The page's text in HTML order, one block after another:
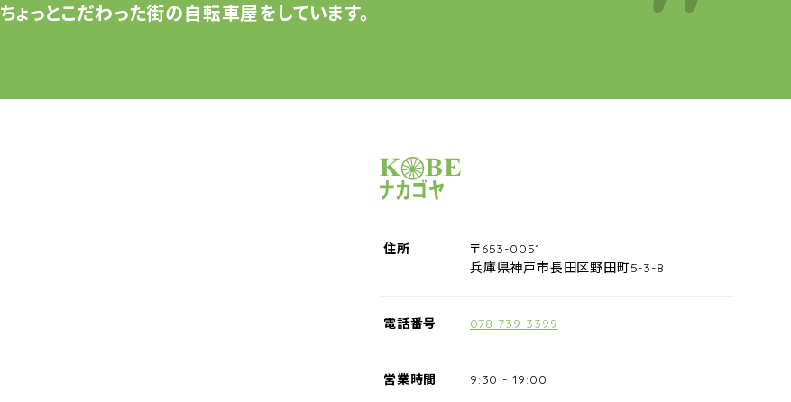
ちょっとこだわった街の自転車屋をしています。
サイクルショップナカゴヤ
住所
〒653-0051
兵庫県神戸市長田区野田町5-3-8
電話番号 078-739-3399
営業時間 9:30 - 19:00